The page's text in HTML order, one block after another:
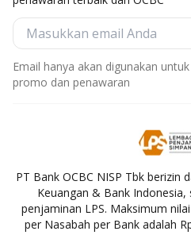
Email hanya akan digunakan
promo dan penawaran
PT Bank OCBC NISP Tbk berizin
Keuangan & Bank
penjaminan LPS. Maksimum
per Nasabah per Bank adalah